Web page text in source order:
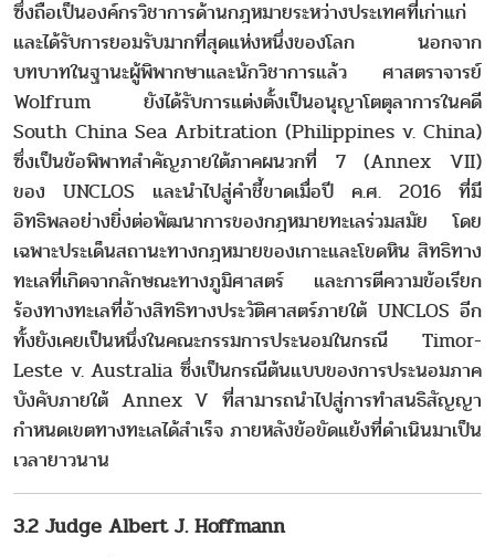
ซึ่งถือเป็นองค์กรวิชาการด้านกฎหมายระหว่างประเทศที่เก่าแก่
และได้รับการยอมรับมากที่สุดแห่งหนึ่งของโลก นอกจาก
บทบาทในฐานะผู้พิพากษาและนักวิชาการแล้ว ศาสตราจารย์
Wolfrum ยังได้รับการแต่งตั้งเป็นอนุญาโตตุลาการในคดี
South China Sea Arbitration (Philippines v. China)
ซึ่งเป็นข้อพิพาทสำคัญภายใต้ภาคผนวกที่ 7 (Annex VII)
ของ UNCLOS และนำไปสู่คำชี้ขาดเมื่อปี ค.ศ. 2016 ที่มี
อิทธิพลอย่างยิ่งต่อพัฒนาการของกฎหมายทะเลร่วมสมัย โดย
เฉพาะประเด็นสถานะทางกฎหมายของเกาะและโขดหิน สิทธิทาง
ทะเลที่เกิดจากลักษณะทางภูมิศาสตร์ และการตีความข้อเรียก
ร้องทางทะเลที่อ้างสิทธิทางประวัติศาสตร์ภายใต้ UNCLOS อีก
ทั้งยังเคยเป็นหนึ่งในคณะกรรมการประนอมในกรณี Timor-
Leste v. Australia ซึ่งเป็นกรณีต้นแบบของการประนอมภาค
บังคับภายใต้ Annex V ที่สามารถนำไปสู่การทำสนธิสัญญา
กำหนดเขตทางทะเลได้สำเร็จ ภายหลังข้อขัดแย้งที่ดำเนินมาเป็น
เวลายาวนาน
3.2 Judge Albert J. Hoffmann